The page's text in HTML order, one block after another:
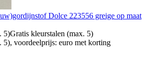
Dolce 223556 greige op maat
5)Gratis kleurstalen (max. 5)
5), voordeelprijs: euro met korting